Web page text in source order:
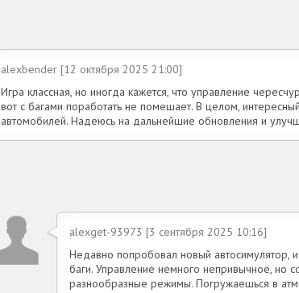
alexbender [12 октября 2025 21:00]
Игра классная, но иногда кажется, что управление
вот с багами поработать не помешает. В целом,
автомобилей. Надеюсь на дальнейшие обновления и
alexget-93973 [3 сентября 2025 10:16]
Недавно попробовал новый автосимулятор,
баги. Управление немного непривычное, но
разнообразные режимы. Погружаешься в